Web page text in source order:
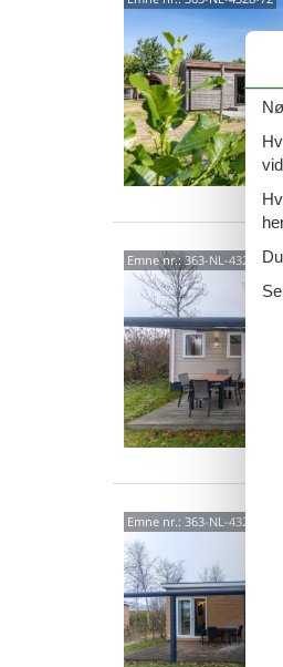
Emne nr.:363-NL-4328-70
Emne nr.: 363-NL-4328-73